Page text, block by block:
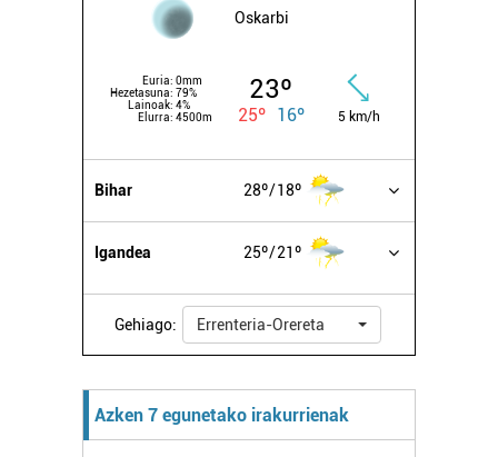
Oskarbi
Euria: 0mm
Hezetasuna: 79%
Lainoak: 4%
Elurra: 4500m
23º
25º 16º 5 km/h
Bihar 28º 18º
Igandea 25º 21º
Gehiago: Errenteria-Orereta
Azken 7 egunetako irakurrienak